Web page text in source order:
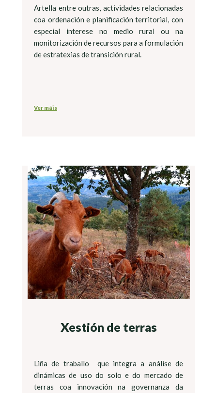
Artella entre outras, actividades relacionadas
coa ordenación e planificación territorial, con
especial interese no medio rural ou na
monitorización de recursos para a formulación
de estratexias de transición rural.
Ver máis
Xestión de terras
Liña de traballo que integra a análise de
dinámicas de uso do solo e do mercado de
terras coa innovación na governanza da